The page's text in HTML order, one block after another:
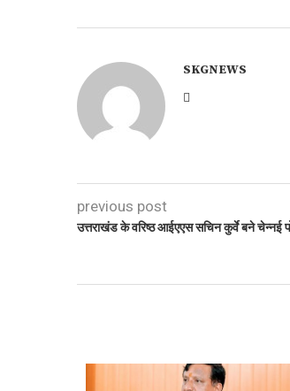
SKGNEWS
previous post
उत्तराखंड के वरिष्ठ आईएएस सचिन कुर्वे बने चेन्नई